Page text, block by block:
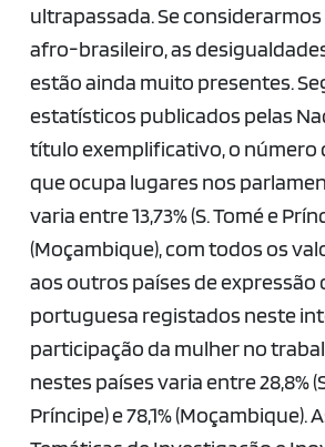
ultrapassada. Se
afro-brasileiro, as
estão ainda muito presentes.
estatísticos publicados pelas
título exemplificativo, o número
que ocupa lugares nos
varia entre 13,73% (S. Tomé e
(Moçambique), com todos os
aos outros países de expressão
portuguesa registados neste
participação da mulher no
nestes países varia entre 28,8%
Príncipe) e 78,1% (Moçambique).